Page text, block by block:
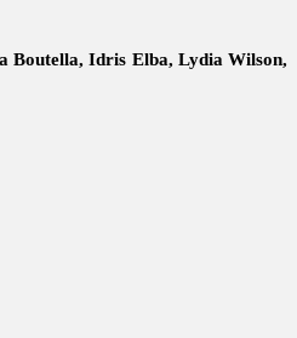
Boutella, Idris Elba, Lydia Wilson,